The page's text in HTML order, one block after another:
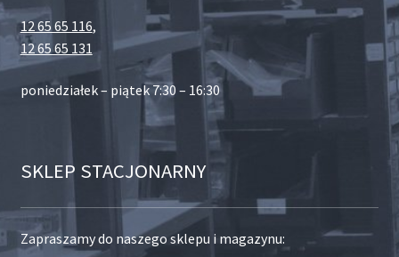
12 65 65 116,
12 65 65 131
poniedziałek – piątek 7:30 – 16:30
SKLEP STACJONARNY
Zapraszamy do naszego sklepu i magazynu: